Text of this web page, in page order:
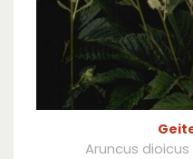
Aruncus